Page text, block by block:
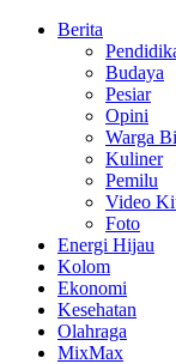
Berita
Budaya
Pesiar
Opini
Warga
Kuliner
Pemilu
Video
Foto
Energi Hijau
Kolom
Ekonomi
Kesehatan
Olahraga
MixMax